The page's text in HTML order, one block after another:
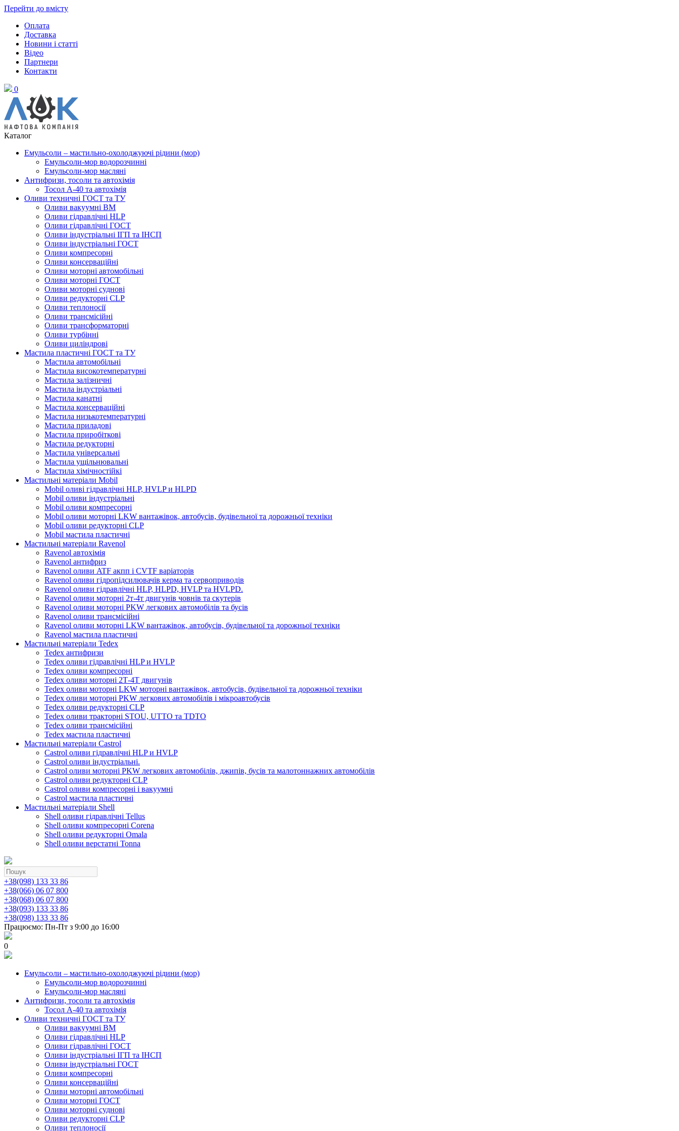
Перейти до вмісту
Оплата
Доставка
Новини і статті
Відео
Партнери
Контакти
0
Каталог
Емульсоли – мастильно-охолоджуючі рідини (мор)
Емульсоли-мор водорозчинні
Емульсоли-мор масляні
Антифризи, тосоли та автохімія
Тосол А-40 та автохімія
Оливи техничні ГОСТ та ТУ
Оливи вакуумні ВМ
Оливи гідравлічні HLP
Оливи гідравлічні ГОСТ
Оливи індустріальні ІГП та ІНСП
Оливи індустріальні ГОСТ
Оливи компресорні
Оливи консерваційні
Оливи моторні автомобільні
Оливи моторні ГОСТ
Оливи моторні суднові
Оливи редукторні CLP
Оливи теплоносії
Оливи трансмісійні
Оливи трансформаторні
Оливи турбінні
Оливи циліндрові
Мастила пластичні ГОСТ та ТУ
Мастила автомобільні
Мастила високотемпературні
Мастила залізничні
Мастила індустріальні
Мастила канатні
Мастила консерваційні
Мастила низькотемпературні
Мастила приладові
Мастила приробіткові
Мастила редукторні
Мастила універсальні
Мастила ущільнювальні
Мастила хімічностійкі
Мастильні матеріали Mobil
Mobil оливі гідравлічні HLP, HVLP и HLPD
Mobil оливи індустріальні
Mobil оливи компресорні
Mobil оливи моторні LKW вантажівок, автобусів, будівельної та дорожньої техніки
Mobil оливи редукторні CLP
Mobil мастила пластичні
Мастильні матеріали Ravenol
Ravenol автохімія
Ravenol антифриз
Ravenol оливи ATF акпп і CVTF варіаторів
Ravenol оливи гідропідсилювачів керма та сервоприводів
Ravenol оливи гідравлічні HLP, HLPD, HVLP та HVLPD.
Ravenol оливи моторні 2т-4т двигунів човнів та скутерів
Ravenol оливи моторні PKW легкових автомобілів та бусів
Ravenol оливи трансмісійні
Ravenol оливи моторні LKW вантажівок, автобусів, будівельної та дорожньої техніки
Ravenol мастила пластичні
Мастильні матеріали Tedex
Tedex антифризи
Tedex оливи гідравлічні HLP и HVLP
Tedex оливи компресорні
Tedex оливи моторні 2Т-4Т двигунів
Tedex оливи моторні LKW моторні вантажівок, автобусів, будівельної та дорожньої техніки
Tedex оливи моторні PKW легкових автомобілів і мікроавтобусів
Tedex оливи редукторні CLP
Tedex оливи тракторні STOU, UTTO та TDTO
Tedex оливи трансмісійні
Tedex мастила пластичні
Мастильні матеріали Castrol
Castrol оливи гідравлічні HLP и HVLP
Castrol оливи індустріальні.
Castrol оливи моторні PKW легкових автомобілів, джипів, бусів та малотоннажних автомобілів
Castrol оливи редукторні CLP
Castrol оливи компресорні і вакуумні
Castrol мастила пластичні
Мастильні матеріали Shell
Shell оливи гідравлічні Tellus
Shell оливи компресорні Corena
Shell оливи редукторні Omala
Shell оливи верстатні Tonna
+38(098) 133 33 86
+38(066) 06 07 800
+38(068) 06 07 800
+38(093) 133 33 86
+38(098) 133 33 86
Працюємо: Пн-Пт з 9:00 до 16:00
0
Емульсоли – мастильно-охолоджуючі рідини (мор)
Емульсоли-мор водорозчинні
Емульсоли-мор масляні
Антифризи, тосоли та автохімія
Тосол А-40 та автохімія
Оливи техничні ГОСТ та ТУ
Оливи вакуумні ВМ
Оливи гідравлічні HLP
Оливи гідравлічні ГОСТ
Оливи індустріальні ІГП та ІНСП
Оливи індустріальні ГОСТ
Оливи компресорні
Оливи консерваційні
Оливи моторні автомобільні
Оливи моторні ГОСТ
Оливи моторні суднові
Оливи редукторні CLP
Оливи теплоносії